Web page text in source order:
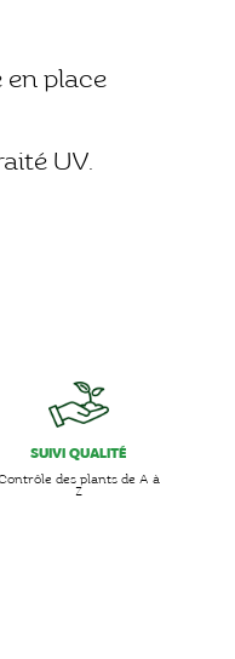
en place
UV.
SUIVI QUALITÉ
des plants de A à
Z